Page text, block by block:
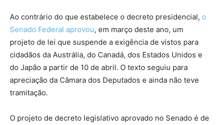
Ao contrário do que estabelece o decreto presidencial, o
Senado Federal aprovou, em março deste ano, um
projeto de lei que suspende a exigência de vistos para
cidadãos da Austrália, do Canadá, dos Estados Unidos e
do Japão a partir de 10 de abril. O texto seguiu para
apreciação da Câmara dos Deputados e ainda não teve
tramitação.
O projeto de decreto legislativo aprovado no Senado é de